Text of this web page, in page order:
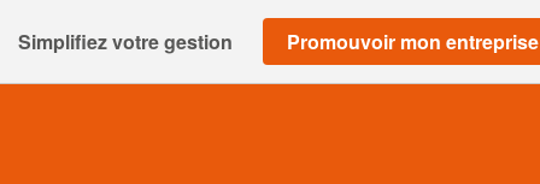
Simplifiez votre gestion Promouvoir mon entreprise